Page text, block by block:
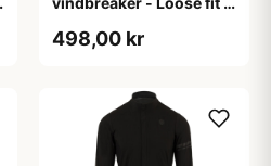
498,00 kr